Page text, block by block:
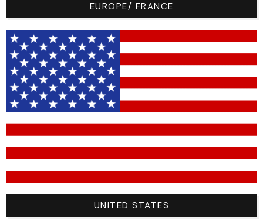
Bras Black (█#1a1a1a)
Bras Black (
Cou Black (
Size Sku Quantity
M 1
EUROPE/ FRANCE
UNITED STATES